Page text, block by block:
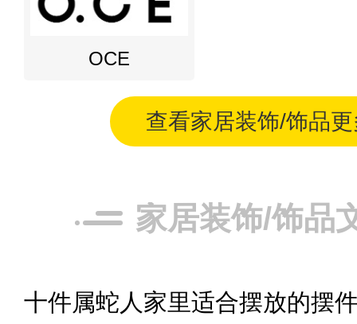
OCE
查看家居装饰/饰品
家居装饰/饰品
十件属蛇人家里适合摆放的摆